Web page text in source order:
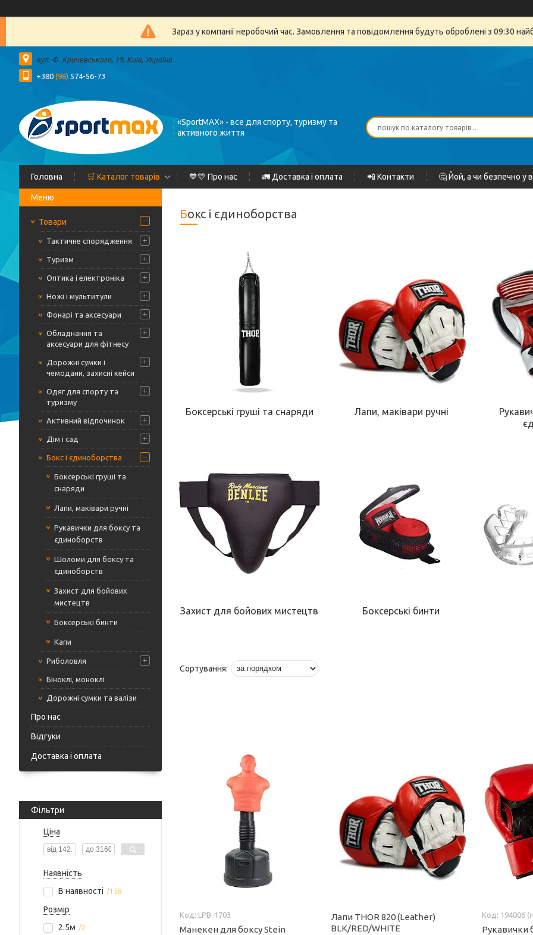
Зараз у компанії неробочий час. Замовлення та повідомлення будуть оброблені з 09:30
вул. Ф. Кричевського, 19, Київ, Україна
+380 (98) 574-56-73
«SportMAX» - все для спорту, туризму та
активного життя
Головна 🛒 Каталог товарів 💙💛 Про нас 🚛 Доставка і оплата 📲 Контакти 🤔 Йой, а чи безпечно у
Товари
Тактичне спорядження
Туризм
Оптика і електроніка
Ножі і мультитули
Фонарі та аксесуари
Обладнання та
аксесуари для фітнесу
Дорожні сумки і
чемодани, захисні кейси
Одяг для спорту та
туризму
Активний відпочинок
Дім і сад
Бокс і єдиноборства
Боксерські груші та
снаряди
Лапи, маківари ручні
Рукавички для боксу та
єдиноборств
Шоломи для боксу та
єдиноборств
Захист для бойових
мистецтв
Боксерські бинти
Капи
Риболовля
Біноклі, моноклі
Дорожні сумки та валізи
Про нас
Відгуки
Доставка і оплата
Фільтри
Ціна
Наявність
В наявності
158
Розмір
2.5м
2
Бокс і єдиноборства
Боксерські груші та снаряди Лапи, маківари ручні
Захист для бойових мистецтв Боксерські бинти
LPB-1703
Манекен для боксу Stein
Лапи THOR 820 (Leather)
BLK/RED/WHITE
194006
Рукавички